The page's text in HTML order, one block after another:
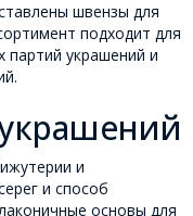
швензы для
подходит для
украшений и
и
и способ
основы для